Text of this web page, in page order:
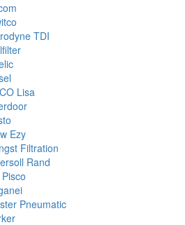
TDI
Lisa
Ezy
Filtration
Rand
Pneumatic